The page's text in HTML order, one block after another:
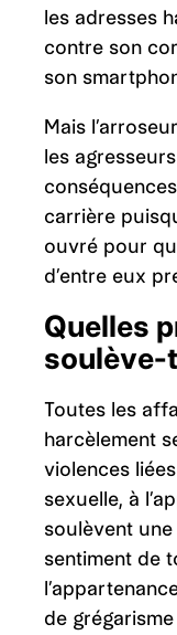
les adresses
contre son
son
Mais
les
carrière
ouvré pour
d’entre eux
Quelles
soulève-
Toutes les
harcèlement
violences
sexuelle, à
soulèvent
sentiment de
de